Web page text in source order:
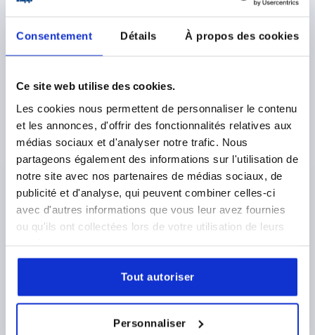
Consentement Détails À propos des cookies
Ce site web utilise des cookies.
Les cookies nous permettent de personnaliser le contenu
et les annonces, d'offrir des fonctionnalités relatives aux
médias sociaux et d'analyser notre trafic. Nous
partageons également des informations sur l'utilisation de
notre site avec nos partenaires de médias sociaux, de
publicité et d'analyse, qui peuvent combiner celles-ci
avec d'autres informations que vous leur avez fournies
ou qu'ils ont collectées lors de votre utilisation de leurs
Tout autoriser
Personnaliser
VÉRIN DE BRIDAGE D=25, FORME:A ACIER DE
TRAITEMENT
FORME=A DIAMÈTRE=25 D1=10,5 D2=18
D3=14
H=66
H1=32 H2=10 H3=16 B=17 R=14
R1=32
R2=60
F MAX. KN =13,9
Référence:K0012.10
hors TVA
K0012 A